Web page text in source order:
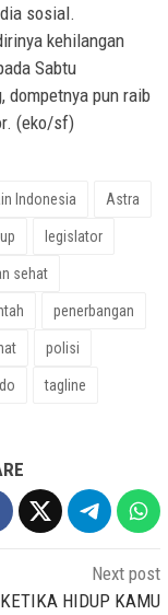
sosial.
kehilangan
Sabtu
dompetnya pun raib
(eko/sf)
Indonesia Astra
legislator
sehat
penerbangan
polisi
tagline
Next post
KETIKA HIDUP KAMU